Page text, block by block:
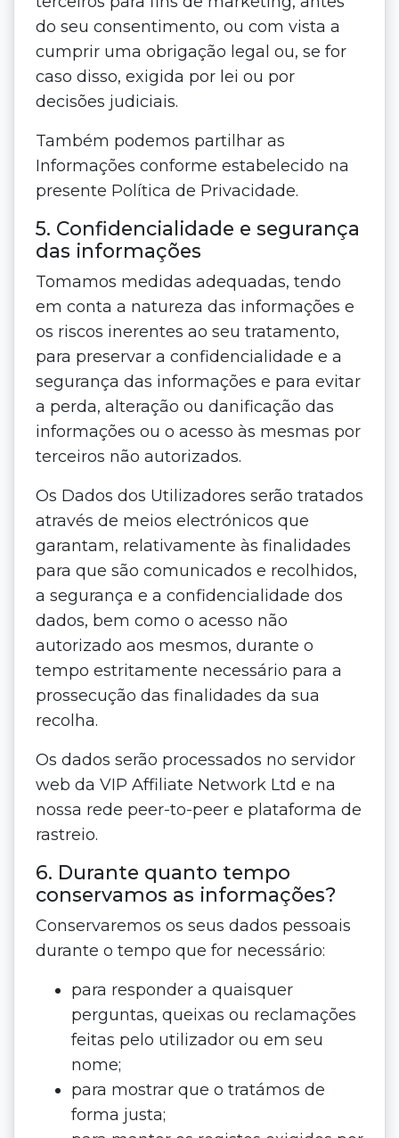
do seu consentimento, ou com vista a
cumprir uma obrigação legal ou, se for
caso disso, exigida por lei ou por
decisões judiciais.
Também podemos partilhar as
Informações conforme estabelecido na
presente Política de Privacidade.
5. Confidencialidade e segurança
das informações
Tomamos medidas adequadas, tendo
em conta a natureza das informações e
os riscos inerentes ao seu tratamento,
para preservar a confidencialidade e a
segurança das informações e para evitar
a perda, alteração ou danificação das
informações ou o acesso às mesmas por
terceiros não autorizados.
Os Dados dos Utilizadores serão tratados
através de meios electrónicos que
garantam, relativamente às finalidades
para que são comunicados e recolhidos,
a segurança e a confidencialidade dos
dados, bem como o acesso não
autorizado aos mesmos, durante o
tempo estritamente necessário para a
prossecução das finalidades da sua
recolha.
Os dados serão processados no servidor
web da VIP Affiliate Network Ltd e na
nossa rede peer-to-peer e plataforma de
rastreio.
6. Durante quanto tempo
conservamos as informações?
Conservaremos os seus dados pessoais
durante o tempo que for necessário:
para responder a quaisquer
perguntas, queixas ou reclamações
feitas pelo utilizador ou em seu
nome;
para mostrar que o tratámos de
forma justa;